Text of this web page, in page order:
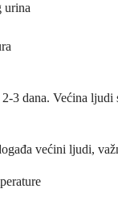
urina
dana. Većina
većini ljudi,